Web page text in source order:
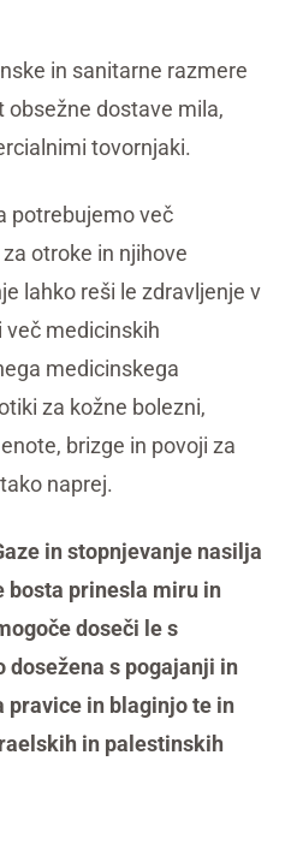
in sanitarne razmere
dostave mila,
tovornjaki.
potrebujemo več
otroke in njihove
lahko reši le zdravljenje v
medicinskih
medicinskega
za kožne bolezni,
brizge in povoji za
naprej.
in stopnjevanje nasilja
bosta prinesla miru in
doseči le s
s pogajanji in
pravice in blaginjo te in
in palestinskih